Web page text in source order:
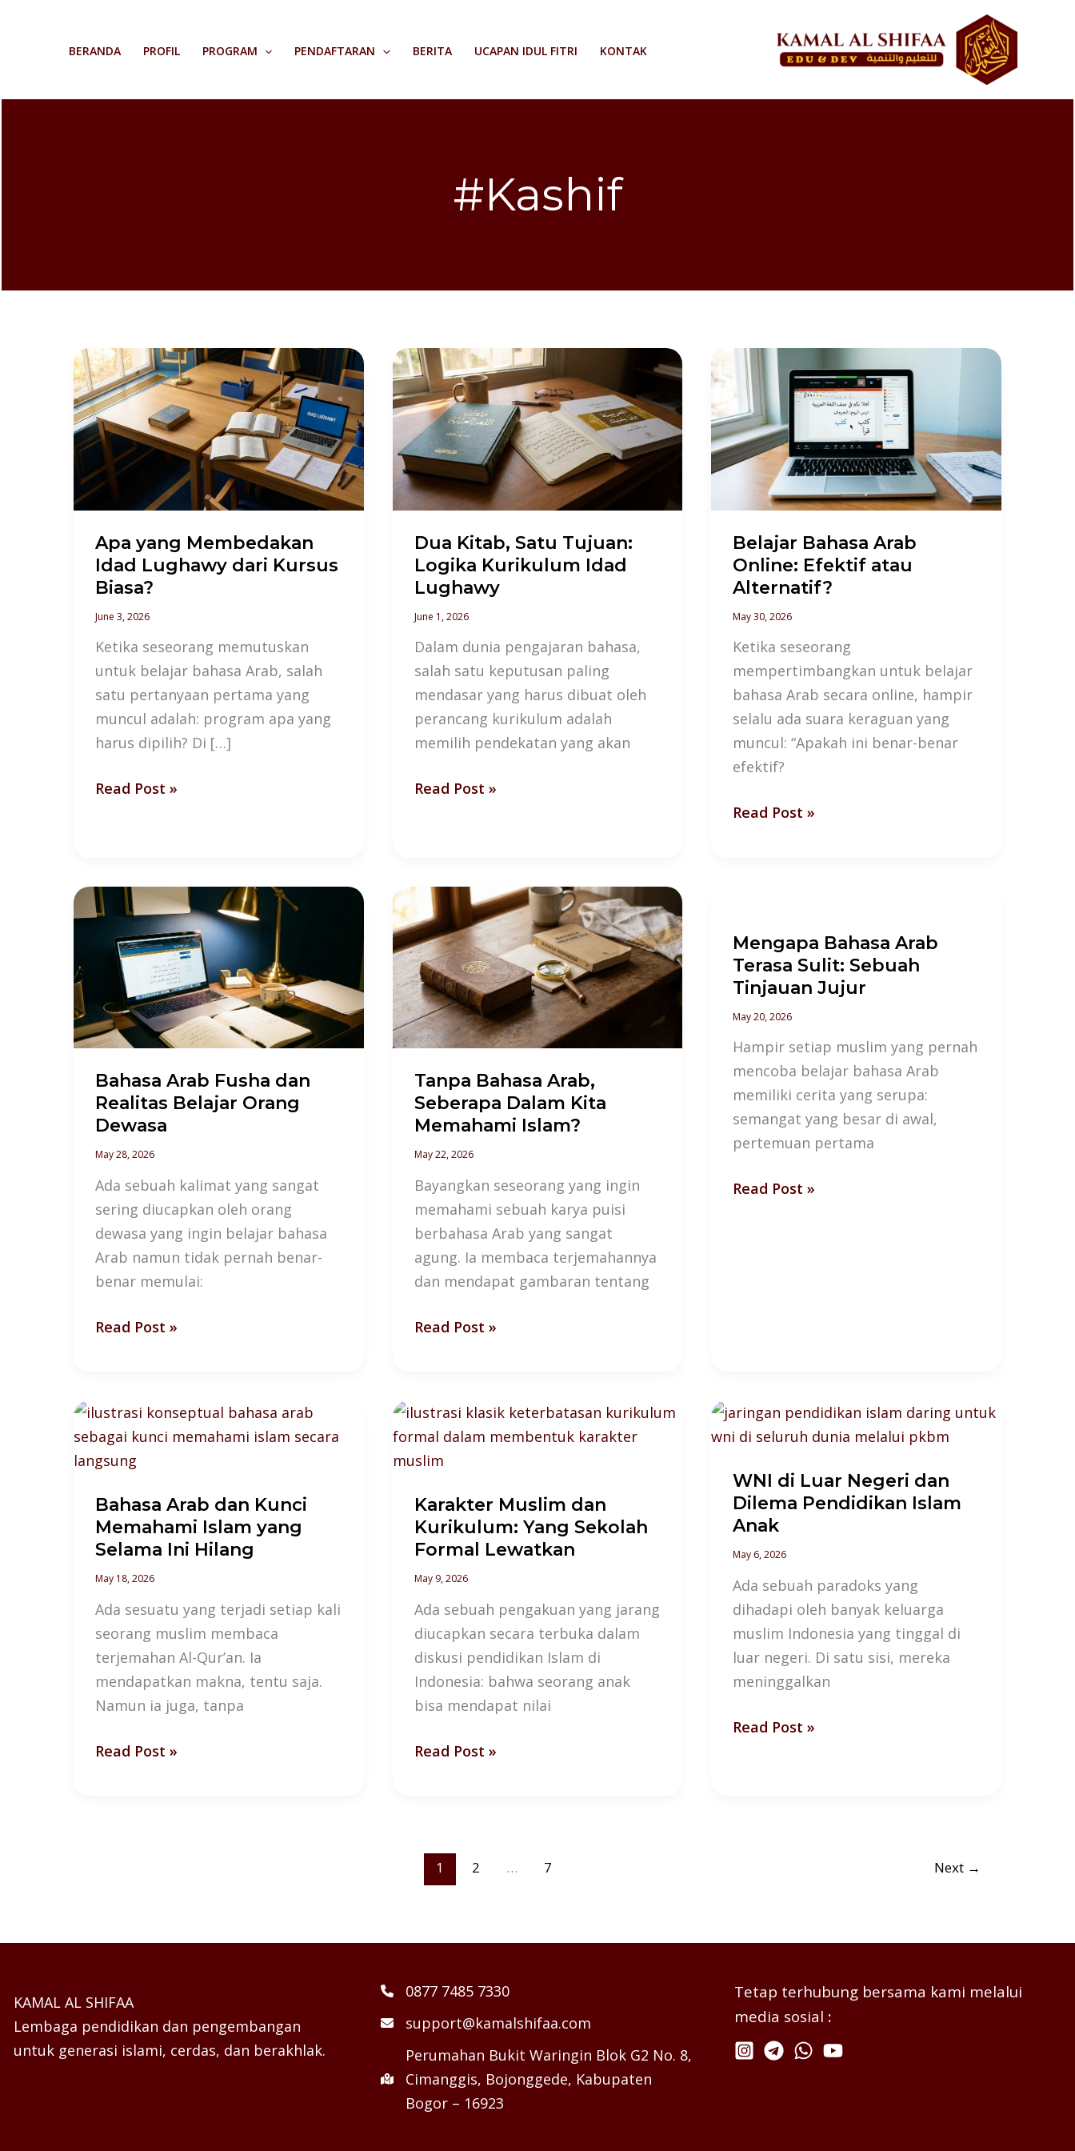
BERANDA PROFIL PROGRAM PENDAFTARAN BERITA UCAPAN IDUL FITRI KONTAK
#Kashif
Apa yang Membedakan
Idad Lughawy dari Kursus
Biasa?
June 3, 2026
Ketika seseorang memutuskan
untuk belajar bahasa Arab, salah
satu pertanyaan pertama yang
muncul adalah: program apa yang
harus dipilih? Di […]
Apa
yang
Membedakan
Idad
Lughawy
dari
Kursus
Read Post »
Dua Kitab, Satu Tujuan:
Logika Kurikulum Idad
Lughawy
June 1, 2026
Dalam dunia pengajaran bahasa,
salah satu keputusan paling
mendasar yang harus dibuat oleh
perancang kurikulum adalah
memilih pendekatan yang akan
Dua
Kitab,
Satu
Tujuan:
Logika
Kurikulum
Idad
Read Post »
Belajar Bahasa Arab
Online: Efektif atau
Alternatif?
May 30, 2026
Ketika seseorang
mempertimbangkan untuk belajar
bahasa Arab secara online, hampir
selalu ada suara keraguan yang
muncul: “Apakah ini benar-benar
efektif?
Belajar
Bahasa
Arab
Online:
Efektif
atau
Alternatif?
Read Post »
Bahasa Arab Fusha dan
Realitas Belajar Orang
Dewasa
May 28, 2026
Ada sebuah kalimat yang sangat
sering diucapkan oleh orang
dewasa yang ingin belajar bahasa
Arab namun tidak pernah benar-
benar memulai:
Bahasa
Arab
Fusha
dan
Realitas
Belajar
Orang
Read Post »
Tanpa Bahasa Arab,
Seberapa Dalam Kita
Memahami Islam?
May 22, 2026
Bayangkan seseorang yang ingin
memahami sebuah karya puisi
berbahasa Arab yang sangat
agung. Ia membaca terjemahannya
dan mendapat gambaran tentang
Tanpa
Bahasa
Arab,
Seberapa
Dalam
Kita
Memahami
Read Post »
Mengapa Bahasa Arab
Terasa Sulit: Sebuah
Tinjauan Jujur
May 20, 2026
Hampir setiap muslim yang pernah
mencoba belajar bahasa Arab
memiliki cerita yang serupa:
semangat yang besar di awal,
pertemuan pertama
Arab
Terasa
Sulit:
Sebuah
Tinjauan
Jujur
Read Post »
Bahasa Arab dan Kunci
Memahami Islam yang
Selama Ini Hilang
May 18, 2026
Ada sesuatu yang terjadi setiap kali
seorang muslim membaca
terjemahan Al-Qur’an. Ia
mendapatkan makna, tentu saja.
Namun ia juga, tanpa
Bahasa
Arab
dan
Memahami
Islam
yang
Selama
Ini
Hilang
Read Post »
Karakter Muslim dan
Kurikulum: Yang Sekolah
Formal Lewatkan
May 9, 2026
Ada sebuah pengakuan yang jarang
diucapkan secara terbuka dalam
diskusi pendidikan Islam di
Indonesia: bahwa seorang anak
bisa mendapat nilai
Karakter
Muslim
dan
Yang
Sekolah
Formal
Lewatkan
Read Post »
WNI di Luar Negeri dan
Dilema Pendidikan Islam
Anak
May 6, 2026
Ada sebuah paradoks yang
dihadapi oleh banyak keluarga
muslim Indonesia yang tinggal di
luar negeri. Di satu sisi, mereka
meninggalkan
WNI
di
Negeri
dan
Dilema
Pendidikan
Islam
Anak
Read Post »
1 2 … 7 Next →
KAMAL AL SHIFAA
Lembaga pendidikan dan pengembangan
untuk generasi islami, cerdas, dan berakhlak.
0877 7485 7330
support@kamalshifaa.com
Perumahan Bukit Waringin Blok G2 No. 8,
Cimanggis, Bojonggede, Kabupaten
Bogor – 16923
Tetap terhubung bersama kami melalui
media sosial :